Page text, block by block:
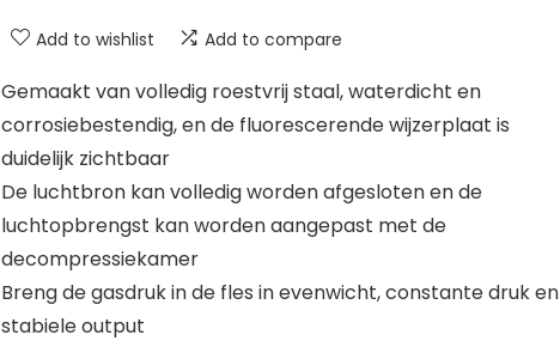
Add to wishlist Add to compare
Gemaakt van volledig roestvrij staal, waterdicht en
corrosiebestendig, en de fluorescerende wijzerplaat is
duidelijk zichtbaar
De luchtbron kan volledig worden afgesloten en de
luchtopbrengst kan worden aangepast met de
decompressiekamer
Breng de gasdruk in de fles in evenwicht, constante druk en
stabiele output